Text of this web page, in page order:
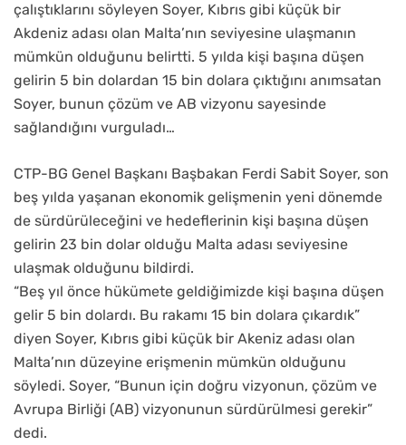
çalıştıklarını söyleyen Soyer, Kıbrıs gibi küçük bir
Akdeniz adası olan Malta’nın seviyesine ulaşmanın
mümkün olduğunu belirtti. 5 yılda kişi başına düşen
gelirin 5 bin dolardan 15 bin dolara çıktığını anımsatan
Soyer, bunun çözüm ve AB vizyonu sayesinde
sağlandığını vurguladı…
CTP-BG Genel Başkanı Başbakan Ferdi Sabit Soyer, son
beş yılda yaşanan ekonomik gelişmenin yeni dönemde
de sürdürüleceğini ve hedeflerinin kişi başına düşen
gelirin 23 bin dolar olduğu Malta adası seviyesine
ulaşmak olduğunu bildirdi.
“Beş yıl önce hükümete geldiğimizde kişi başına düşen
gelir 5 bin dolardı. Bu rakamı 15 bin dolara çıkardık”
diyen Soyer, Kıbrıs gibi küçük bir Akeniz adası olan
Malta’nın düzeyine erişmenin mümkün olduğunu
söyledi. Soyer, “Bunun için doğru vizyonun, çözüm ve
Avrupa Birliği (AB) vizyonunun sürdürülmesi gerekir”
dedi.